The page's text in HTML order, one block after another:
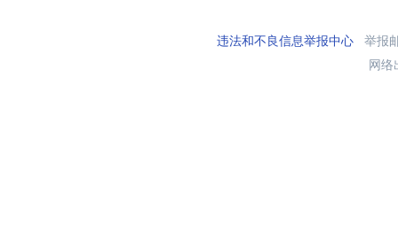
违法和不良信息举报中心举报
网